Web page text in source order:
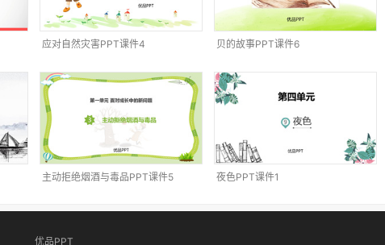
应对自然灾害PPT课件4 贝的故事PPT课件6
主动拒绝烟酒与毒品PPT课件5 夜色PPT课件1
优品PPT